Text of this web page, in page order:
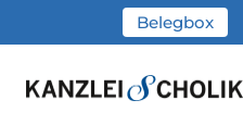
Inhalt
springen
Belegbox